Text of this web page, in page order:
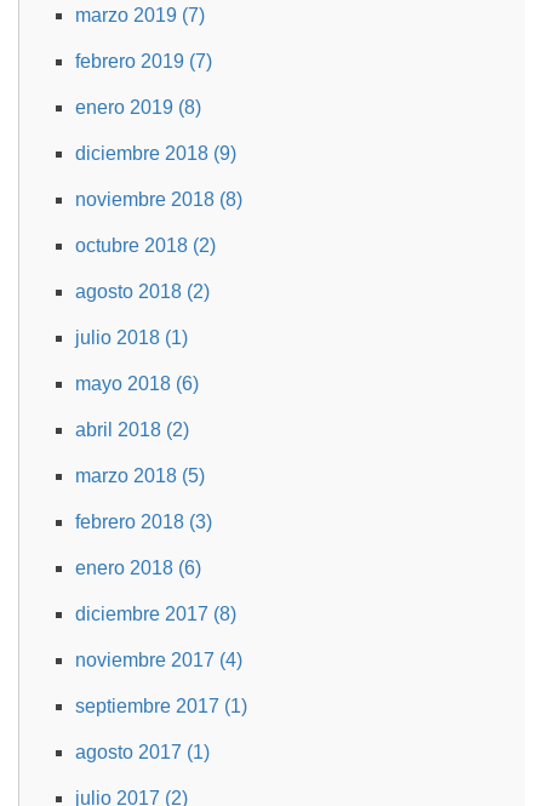
marzo 2019 (7)
febrero 2019 (7)
enero 2019 (8)
diciembre 2018 (9)
noviembre 2018 (8)
octubre 2018 (2)
agosto 2018 (2)
julio 2018 (1)
mayo 2018 (6)
abril 2018 (2)
marzo 2018 (5)
febrero 2018 (3)
enero 2018 (6)
diciembre 2017 (8)
noviembre 2017 (4)
septiembre 2017 (1)
agosto 2017 (1)
julio 2017 (2)